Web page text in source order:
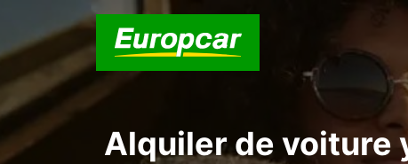
Alquiler de voiture